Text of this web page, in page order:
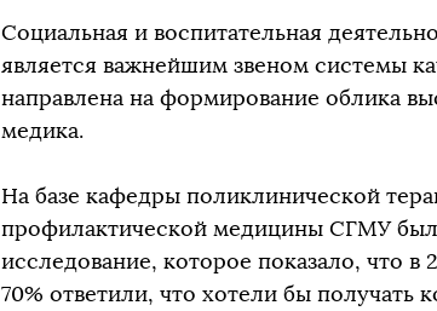
Социальная и воспитательная
является важнейшим звеном системы
направлена на формирование облика
медика.
На базе кафедры поликлинической
профилактической медицины СГМУ
исследование, которое показало, что
70% ответили, что хотели бы